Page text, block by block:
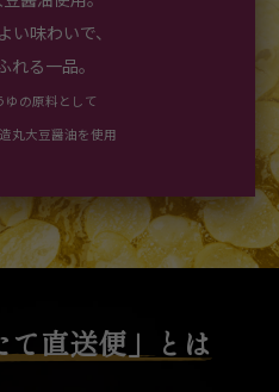
い味わいで、
れる一品。
の原料として
丸大豆醤油を使用
て直送便」とは